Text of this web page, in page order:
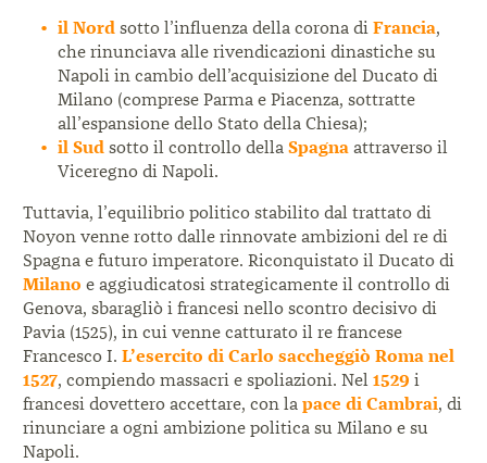
il Nordsotto l’influenza della corona di Francia,
che rinunciava alle rivendicazioni dinastiche su
Napoli in cambio dell’acquisizione del Ducato di
Milano (comprese Parma e Piacenza, sottratte
all’espansione dello Stato della Chiesa);
il Sudsotto il controllo della Spagnaattraverso il
Viceregno di Napoli.
Tuttavia, l’equilibrio politico stabilito dal trattato di
Noyon venne rotto dalle rinnovate ambizioni del re di
Spagna e futuro imperatore. Riconquistato il Ducato di
Milano e aggiudicatosi strategicamente il controllo di
Genova, sbaragliò i francesi nello scontro decisivo di
Pavia (1525), in cui venne catturato il re francese
Francesco I. L’esercito di Carlo saccheggiò Roma nel
1527, compiendo massacri e spoliazioni. Nel 1529 i
francesi dovettero accettare, con la pace di Cambrai, di
rinunciare a ogni ambizione politica su Milano e su
Napoli.